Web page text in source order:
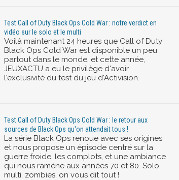
Test Call of Duty Black Ops Cold War : notre verdict en
vidéo sur le solo et le multi
Voilà maintenant 24 heures que Call of Duty
Black Ops Cold War est disponible un peu
partout dans le monde, et cette année,
JEUXACTU a eu le privilège d'avoir
l'exclusivité du test du jeu d'Activision.
Test Call of Duty Black Ops Cold War : le retour aux
sources de Black Ops qu'on attendait tous !
La série Black Ops renoue avec ses origines
et nous propose un épisode centré sur la
guerre froide, les complots, et une ambiance
qui nous ramène aux années 70 et 80. Solo,
multi, zombies, on vous dit tout !